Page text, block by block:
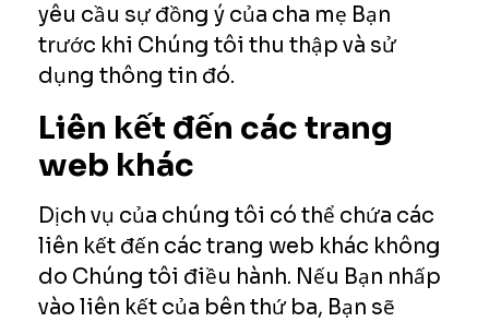
yêu cầu sự đồng ý của cha mẹ Bạn
trước khi Chúng tôi thu thập và sử
dụng thông tin đó.
Liên kết đến các trang
web khác
Dịch vụ của chúng tôi có thể chứa các
liên kết đến các trang web khác không
do Chúng tôi điều hành. Nếu Bạn nhấp
vào liên kết của bên thứ ba, Bạn sẽ